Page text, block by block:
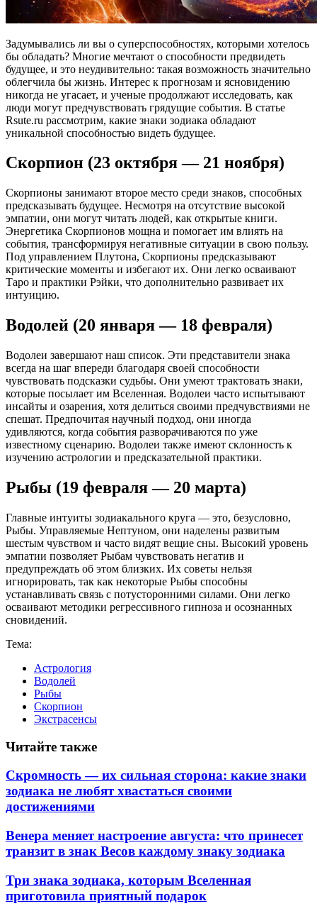
Задумывались ли вы о суперспособностях, которыми хотелось
бы обладать? Многие мечтают о способности предвидеть
будущее, и это неудивительно: такая возможность значительно
облегчила бы жизнь. Интерес к прогнозам и ясновидению
никогда не угасает, и ученые продолжают исследовать, как
люди могут предчувствовать грядущие события. В статье
Rsute.ru рассмотрим, какие знаки зодиака обладают
уникальной способностью видеть будущее.
Скорпион (23 октября — 21 ноября)
Скорпионы занимают второе место среди знаков, способных
предсказывать будущее. Несмотря на отсутствие высокой
эмпатии, они могут читать людей, как открытые книги.
Энергетика Скорпионов мощна и помогает им влиять на
события, трансформируя негативные ситуации в свою пользу.
Под управлением Плутона, Скорпионы предсказывают
критические моменты и избегают их. Они легко осваивают
Таро и практики Рэйки, что дополнительно развивает их
интуицию.
Водолей (20 января — 18 февраля)
Водолеи завершают наш список. Эти представители знака
всегда на шаг впереди благодаря своей способности
чувствовать подсказки судьбы. Они умеют трактовать знаки,
которые посылает им Вселенная. Водолеи часто испытывают
инсайты и озарения, хотя делиться своими предчувствиями не
спешат. Предпочитая научный подход, они иногда
удивляются, когда события разворачиваются по уже
известному сценарию. Водолеи также имеют склонность к
изучению астрологии и предсказательной практики.
Рыбы (19 февраля — 20 марта)
Главные интуиты зодиакального круга — это, безусловно,
Рыбы. Управляемые Нептуном, они наделены развитым
шестым чувством и часто видят вещие сны. Высокий уровень
эмпатии позволяет Рыбам чувствовать негатив и
предупреждать об этом близких. Их советы нельзя
игнорировать, так как некоторые Рыбы способны
устанавливать связь с потусторонними силами. Они легко
осваивают методики регрессивного гипноза и осознанных
сновидений.
Тема:
Астрология
Водолей
Рыбы
Скорпион
Экстрасенсы
Читайте также
Скромность — их сильная сторона: какие знаки
зодиака не любят хвастаться своими
достижениями
Венера меняет настроение августа: что принесет
транзит в знак Весов каждому знаку зодиака
Три знака зодиака, которым Вселенная
приготовила приятный подарок